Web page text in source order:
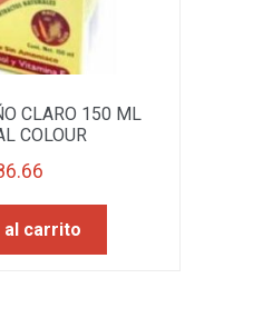
CLARO 150 ML
COLOUR
al carrito